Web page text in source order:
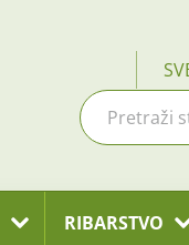
RIBARSTVO